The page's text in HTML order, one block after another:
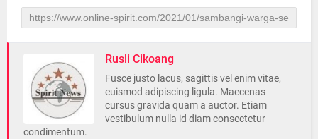
Rusli Cikoang
Fusce justo lacus, sagittis vel enim vitae,
euismod adipiscing ligula. Maecenas
cursus gravida quam a auctor. Etiam
vestibulum nulla id diam consectetur
condimentum.